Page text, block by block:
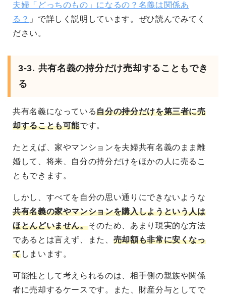
夫婦「どっちのもの」になるの？名義は関係あ
る？ 」で詳しく説明しています。ぜひ読んでみてく
ださい。
3-3. 共有名義の持分だけ売却することもでき
る
共有名義になっている自分の持分だけを第三者に売
却することも可能です。
たとえば、家やマンションを夫婦共有名義のまま離
婚して、将来、自分の持分だけをほかの人に売るこ
ともできます。
しかし、すべてを自分の思い通りにできないような
共有名義の家やマンションを購入しようという人は
ほとんどいません。そのため、あまり現実的な方法
であるとは言えず、また、 売却額も非常に安くなっ
てしまいます。
可能性として考えられるのは、相手側の親族や関係
者に売却するケースです。また、財産分与としてで